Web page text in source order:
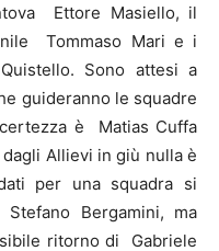
Ettore Masiello, il
Tommaso Mari e i
Sono attesi a
guideranno le squadre
è Matias Cuffa
Allievi in giù nulla è
per una squadra si
Bergamini, ma
ritorno di Gabriele